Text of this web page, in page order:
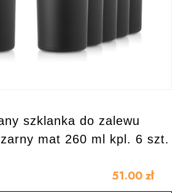
szklanka do zalewu
mat 260 ml kpl. 6 szt.
51.00 zł